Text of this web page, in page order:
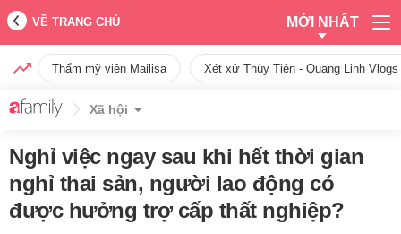
VỀ TRANG CHỦ MỚI NHẤT
Thẩm mỹ viện Mailisa Xét xử Thùy Tiên - Quang Linh
Xã hội
Nghỉ việc ngay sau khi hết thời gian
nghỉ thai sản, người lao động có
được hưởng trợ cấp thất nghiệp?